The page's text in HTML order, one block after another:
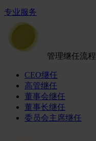
专业服务
管理继任流程
CEO继任
高管继任
董事会继任
董事长继任
委员会主席继任